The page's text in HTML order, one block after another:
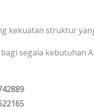
kekuatan struktur
segala kebutuhan